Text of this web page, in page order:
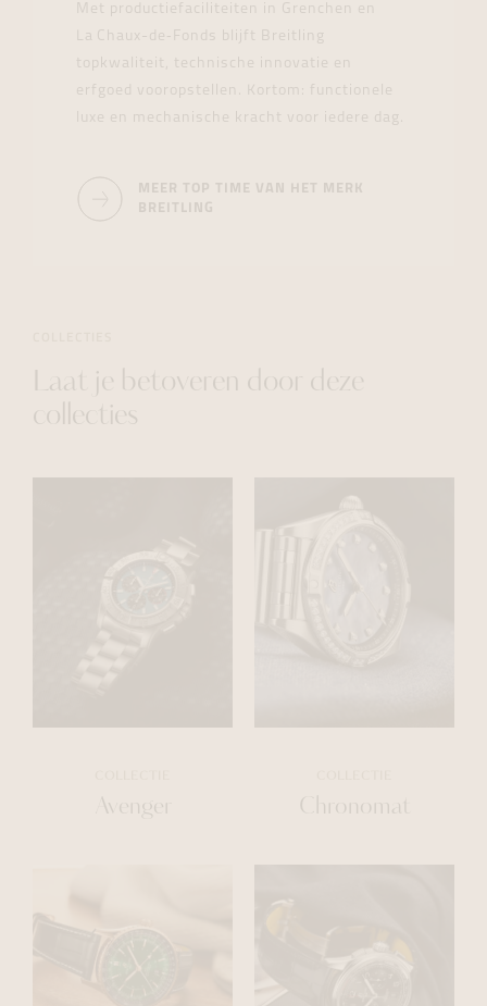
Met productiefaciliteiten in Grenchen en
La Chaux-de‑Fonds blijft Breitling
topkwaliteit, technische innovatie en
erfgoed vooropstellen. Kortom: functionele
luxe en mechanische kracht voor iedere dag.
MEER TOP TIME VAN HET MERK
BREITLING
Laat je betoveren door deze
collecties
Avenger Chronomat